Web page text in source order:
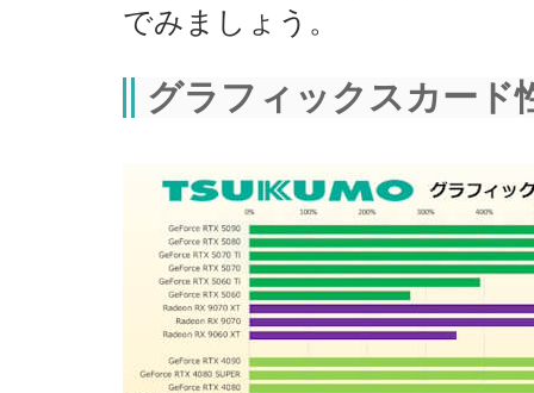
でみましょう。
グラフィックスカード